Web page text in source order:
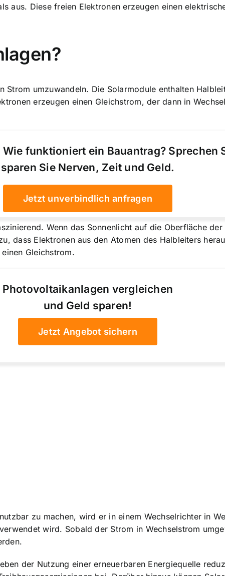
aus. Diese freien Elektronen erzeugen einen
Strom umzuwandeln. Die Solarmodule enthalten
erzeugen einen Gleichstrom, der dann in
funktioniert ein Bauantrag? Sprechen
sparen Sie Nerven, Zeit und Geld.
Jetzt unverbindlich anfragen
Wenn das Sonnenlicht auf die Oberfläche
dass Elektronen aus den Atomen des Halbleiters
Gleichstrom.
Photovoltaikanlagen vergleichen
und Geld sparen!
Jetzt Angebot sichern
zu machen, wird er in einem Wechselrichter in
wird. Sobald der Strom in Wechselstrom
der Nutzung einer erneuerbaren Energiequelle